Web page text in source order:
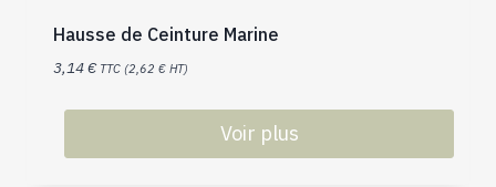
Hausse de Ceinture Marine
3,14€ TTC (2,62 € HT)
Voir plus